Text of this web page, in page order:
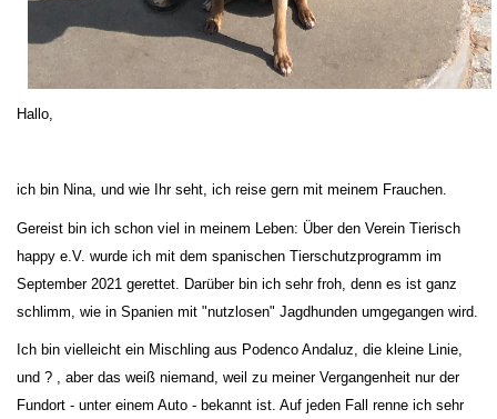
Hallo,
ich bin Nina, und wie Ihr seht, ich reise gern mit meinem Frauchen.
Gereist bin ich schon viel in meinem Leben: Über den Verein Tierisch
happy e.V. wurde ich mit dem spanischen Tierschutzprogramm im
September 2021 gerettet. Darüber bin ich sehr froh, denn es ist ganz
schlimm, wie in Spanien mit "nutzlosen" Jagdhunden umgegangen wird.
Ich bin vielleicht ein Mischling aus Podenco Andaluz, die kleine Linie,
und ? , aber das weiß niemand, weil zu meiner Vergangenheit nur der
Fundort - unter einem Auto - bekannt ist. Auf jeden Fall renne ich sehr